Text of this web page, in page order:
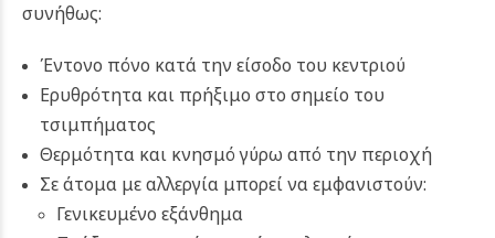
συνήθως:
Έντονο πόνο κατά την είσοδο του κεντριού
Ερυθρότητα και πρήξιμο στο σημείο του
τσιμπήματος
Θερμότητα και κνησμό γύρω από την περιοχή
Σε άτομα με αλλεργία μπορεί να εμφανιστούν:
Γενικευμένο εξάνθημα